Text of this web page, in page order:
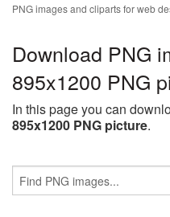
PNG images and cliparts for web
Download PNG
895x1200 PNG
In this page you can
895x1200 PNG picture.